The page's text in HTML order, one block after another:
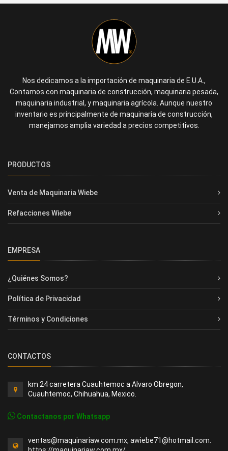
Nos dedicamos a la importación de maquinaria de E.U.A.,
Contamos con maquinaria de construcción, maquinaria pesada,
maquinaria industrial, y maquinaria agrícola. Aunque nuestro
inventario es principalmente de maquinaria de construcción,
manejamos amplia variedad a precios competitivos.
PRODUCTOS
Venta de Maquinaria Wiebe
Refacciones Wiebe
EMPRESA
¿Quiénes Somos?
Política de Privacidad
Términos y Condiciones
CONTACTOS
km 24 carretera Cuauhtemoc a Alvaro Obregon,
Cuauhtemoc, Chihuahua, Mexico.
Contactanos por Whatsapp
ventas@maquinariaw.com.mx, awiebe71@hotmail.com.